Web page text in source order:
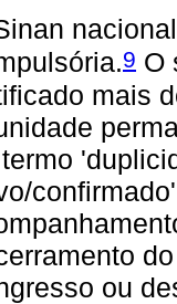
9 O
mais
ou